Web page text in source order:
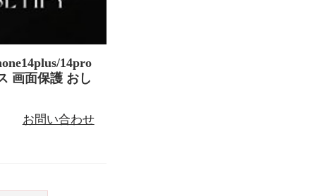
14pro
画面保護 おし
お問い合わせ